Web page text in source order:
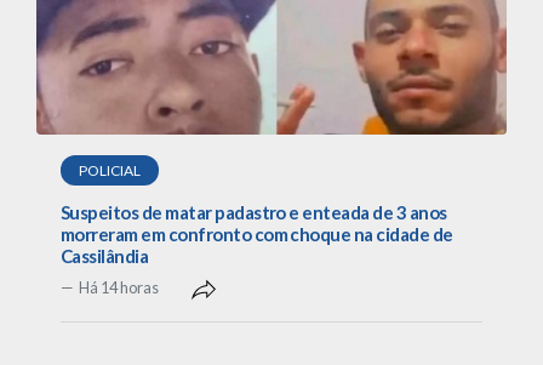
POLICIAL
Suspeitos de matar padastro e enteada de 3 anos
morreram em confronto com choque na cidade de
Cassilândia
Há 14 horas